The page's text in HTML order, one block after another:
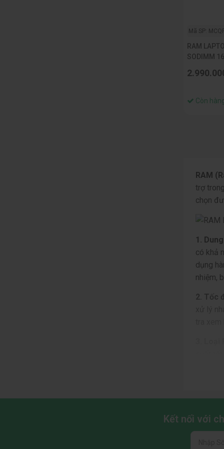
Mã SP:
RAM
SODIMM
Còn
RAM
trợ
chọn
1.
có khả
dụng
nhiệm,
2. Tốc
2.
việc
Kết nối với